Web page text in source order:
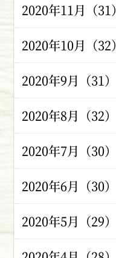
2020年11月（31）
2020年10月（32）
2020年9月（31）
2020年8月（32）
2020年7月（30）
2020年6月（30）
2020年5月（29）